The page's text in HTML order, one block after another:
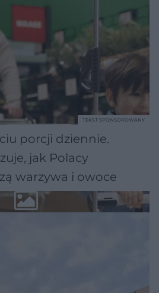
porcji dziennie.
jak Polacy
warzywa i owoce
TEKST SPONSOROWANY